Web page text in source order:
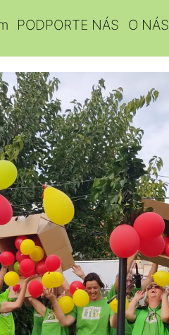
PODPORTE NÁS O NÁS